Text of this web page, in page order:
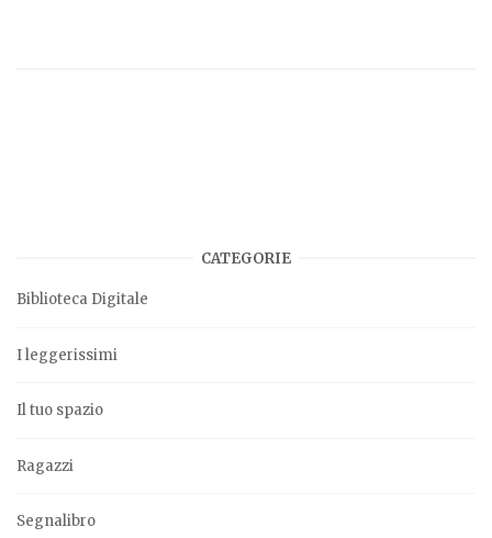
CATEGORIE
Biblioteca Digitale
I leggerissimi
Il tuo spazio
Ragazzi
Segnalibro